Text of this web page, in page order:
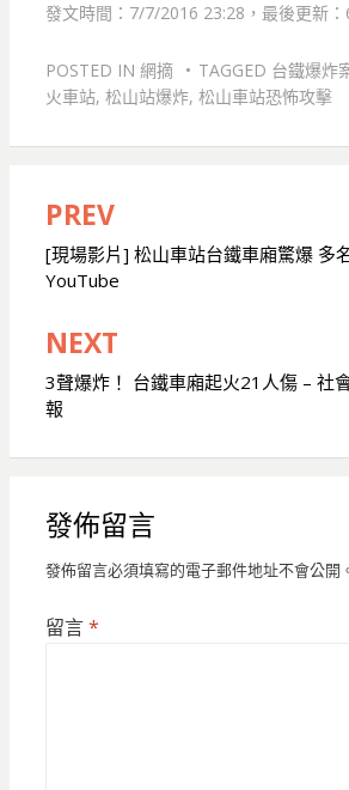
發文時間：7/7/2016 23:28，最後更新
POSTED IN 網摘 TAGGED 台鐵爆炸
火車站, 松山站爆炸, 松山車站恐怖攻擊
文
章
導
覽
PREV
[現場影片] 松山車站台鐵車廂驚爆 多
YouTube
NEXT
3聲爆炸！ 台鐵車廂起火21人傷 – 社
報
發佈留言
發佈留言必須填寫的電子郵件地址不會公開
留言*